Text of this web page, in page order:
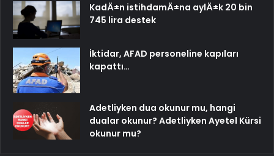
KadÄ±n istihdamÄ±na aylÄ±k 20 bin
745 lira destek
İktidar, AFAD personeline kapıları
kapattı…
Adetliyken dua okunur mu, hangi
dualar okunur? Adetliyken Ayetel Kürsi
okunur mu?